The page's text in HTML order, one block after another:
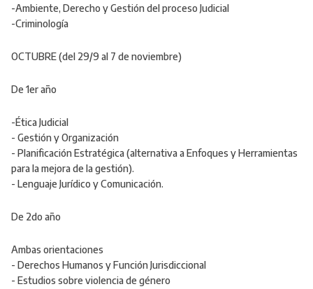
-Ambiente, Derecho y Gestión del proceso Judicial
-Criminología
OCTUBRE (del 29/9 al 7 de noviembre)
De 1er año
-Ética Judicial
- Gestión y Organización
- Planificación Estratégica (alternativa a Enfoques y Herramientas
para la mejora de la gestión).
- Lenguaje Jurídico y Comunicación.
De 2do año
Ambas orientaciones
- Derechos Humanos y Función Jurisdiccional
- Estudios sobre violencia de género